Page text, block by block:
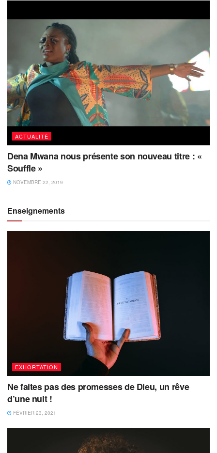
ACTUALITÉ
Dena Mwana nous présente son nouveau titre : «
Souffle »
NOVEMBRE 22, 2019
Enseignements
EXHORTATION
Ne faites pas des promesses de Dieu, un rêve
d’une nuit !
FÉVRIER 23, 2021